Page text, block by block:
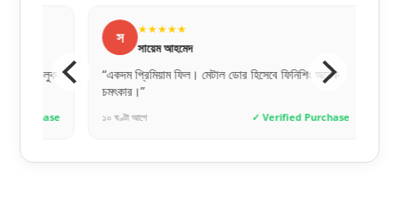
★★★★★
সায়েম আহমেদ
“একদম প্রিমিয়াম ফিল। মেটাল ডোর হিসেবে ফিনিশিং অনেক
১০ ঘণ্টা আগে ✓ Verified Purchase ৫ ঘণ্টা আগে